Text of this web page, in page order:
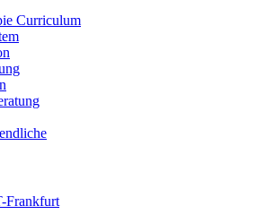
Curriculum